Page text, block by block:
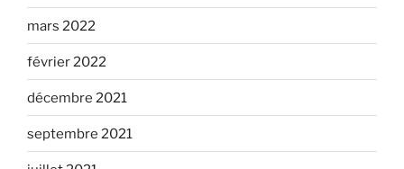
mars 2022
février 2022
décembre 2021
septembre 2021